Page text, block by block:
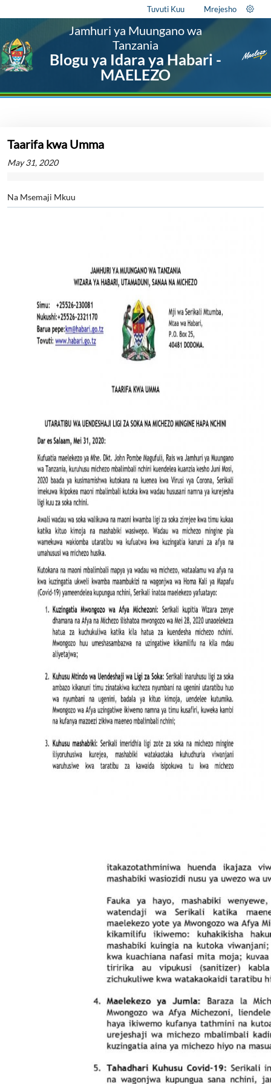
Tuvuti Kuu Mrejesho
Jamhuri ya Muungano wa
Tanzania
Blogu ya Idara ya Habari -
MAELEZO
Taarifa kwa Umma
May 31, 2020
Na Msemaji Mkuu